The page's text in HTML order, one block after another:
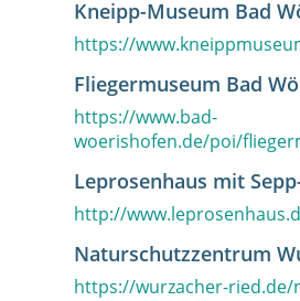
Kneipp-Museum Bad
https://
Fliegermuseum Bad
https://www.bad-
woerishofen.de/poi/
Leprosenhaus mit
http://
Naturschutzzentrum
https://wurzacher-ried.de/